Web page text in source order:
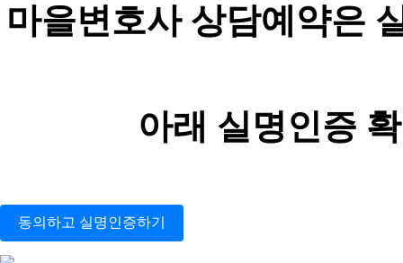
마을변호사 상담예약은
아래 실명인증
동의하고 실명인증하기